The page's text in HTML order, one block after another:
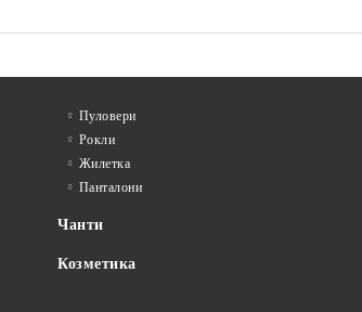
Пуловери
Рокли
Жилетка
Панталони
Чанти
Козметика